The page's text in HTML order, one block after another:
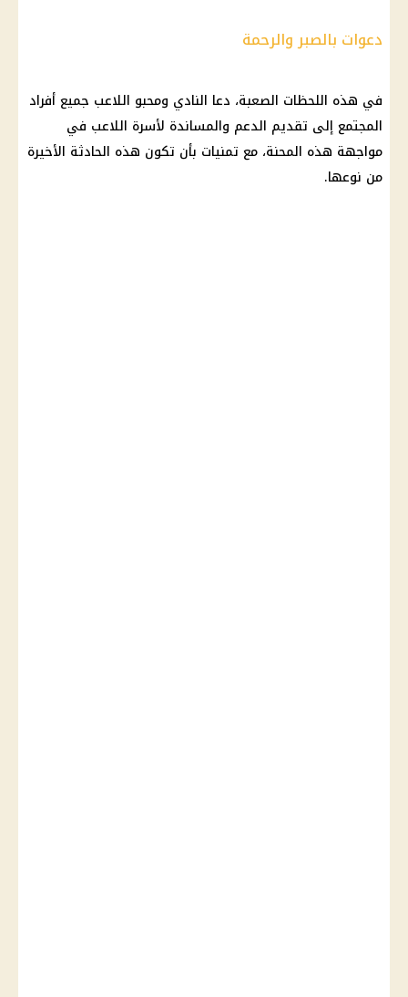
دعوات بالصبر والرحمة
في هذه اللحظات الصعبة، دعا النادي ومحبو اللاعب جميع أفراد
المجتمع إلى تقديم الدعم والمساندة لأسرة اللاعب في
مواجهة هذه المحنة، مع تمنيات بأن تكون هذه الحادثة الأخيرة
من نوعها.